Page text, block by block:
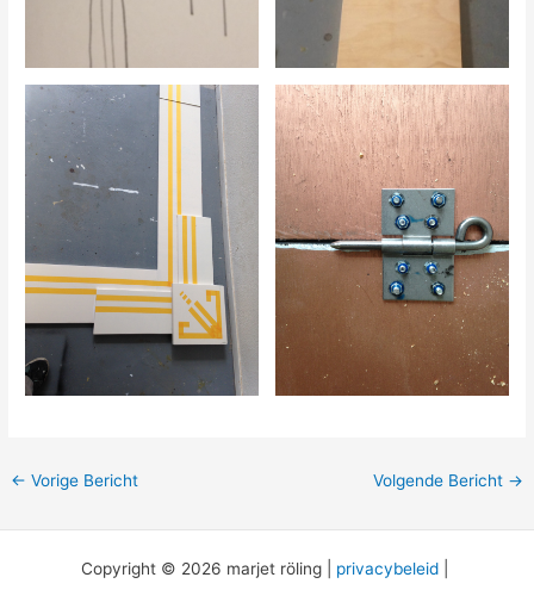
← Vorige Bericht Volgende Bericht →
Copyright © 2026 marjet röling | privacybeleid